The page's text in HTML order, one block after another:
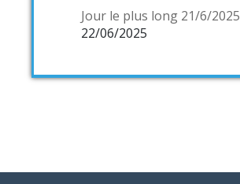
Jour le plus long 21/6/2025
22/06/2025